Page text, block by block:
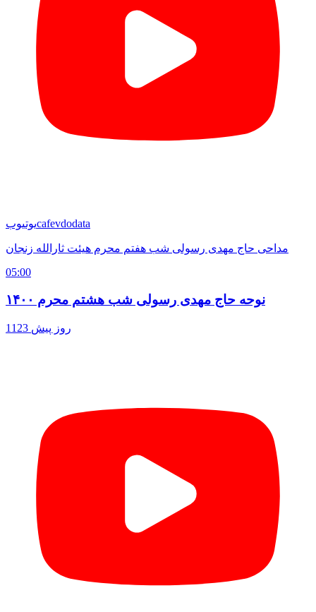
یوتیوبcafevdodata
مداحی حاج مهدی رسولی شب هفتم محرم هیئت ثارالله زنجان
05:00
نوحه حاج مهدی رسولی شب هشتم محرم ۱۴۰۰
1123 روز پیش